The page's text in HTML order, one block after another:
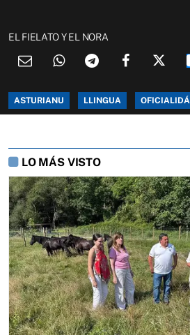
EL FIELATO Y EL NORA
ASTURIANU LLINGUA OFICIALIDÁ
LO MÁS VISTO